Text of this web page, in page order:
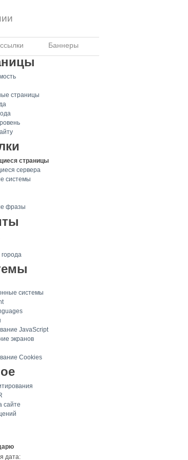
Баннеры
страницы
страницы
сервера
системы
фразы
системы
JavaScript
экранов
Cookies
сайте
дата: